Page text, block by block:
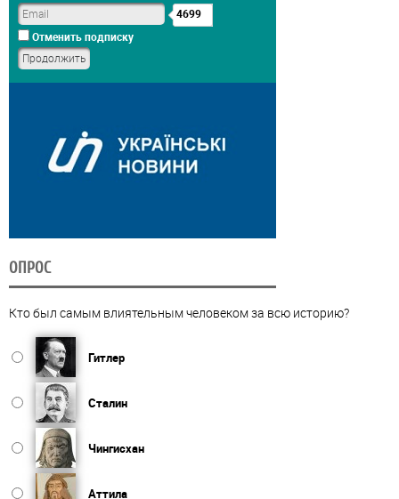
4699
Отменить подписку
ОПРОС
Кто был самым влиятельным человеком за всю историю?
Гитлер
Сталин
Чингисхан
Аттила